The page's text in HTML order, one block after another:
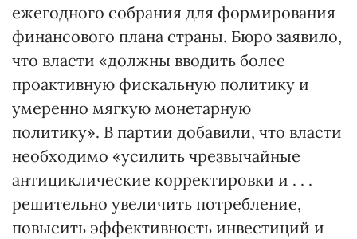
ежегодного собрания для формирования
финансового плана страны. Бюро заявило,
что власти «должны вводить более
проактивную фискальную политику и
умеренно мягкую монетарную
политику». В партии добавили, что власти
необходимо «усилить чрезвычайные
антициклические корректировки и . . .
решительно увеличить потребление,
повысить эффективность инвестиций и